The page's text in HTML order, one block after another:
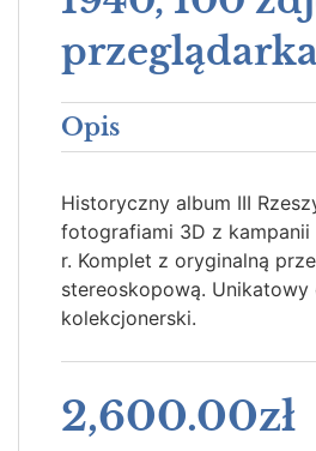
Opis
Historyczny album III
fotografiami 3D z kampanii
r. Komplet z oryginalną
stereoskopową. Unikatowy
kolekcjonerski.
2,600.00zł